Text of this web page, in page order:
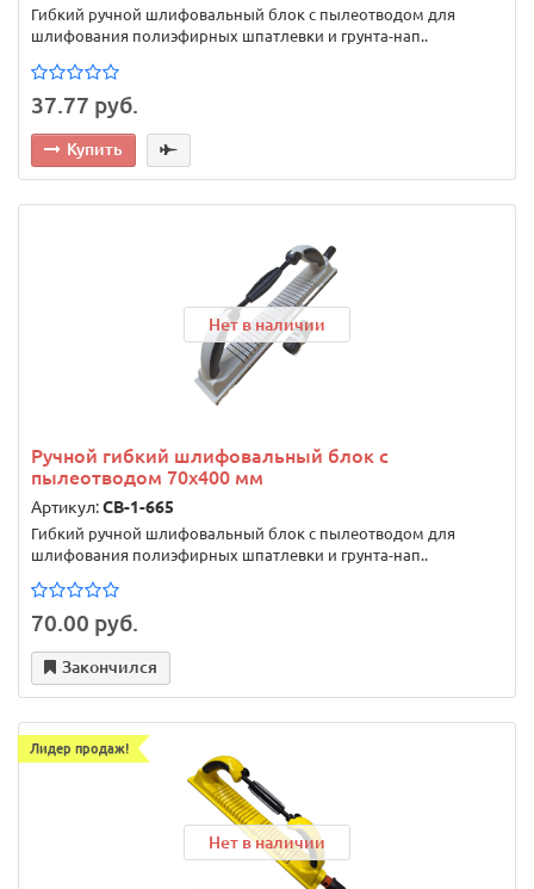
Гибкий ручной шлифовальный блок с пылеотводом для
шлифования полиэфирных шпатлевки и грунта-нап..
37.77 руб.
Купить
Нет в наличии
Ручной гибкий шлифовальный блок с
пылеотводом 70x400 мм
Артикул:CB-1-665
Гибкий ручной шлифовальный блок с пылеотводом для
шлифования полиэфирных шпатлевки и грунта-нап..
70.00 руб.
Закончился
Лидер продаж!
Нет в наличии